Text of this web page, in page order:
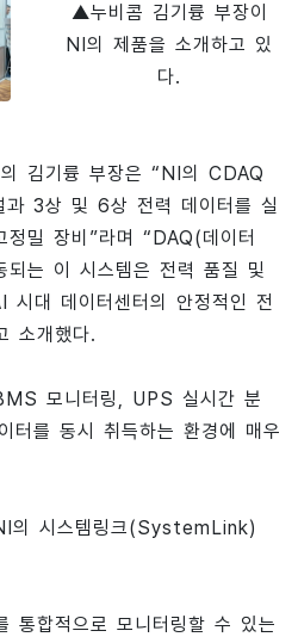
▲누비콤 김기륭 부장이
NI의 제품을 소개하고 있
다.
김기륭 부장은 “NI의 CDAQ
과 3상 및 6상 전력 데이터를 실
밀 장비”라며 “DAQ(데이터
되는 이 시스템은 전력 품질 및
시대 데이터센터의 안정적인 전
소개했다.
모니터링, UPS 실시간 분
터를 동시 취득하는 환경에 매우
의 시스템링크(SystemLink)
통합적으로 모니터링할 수 있는